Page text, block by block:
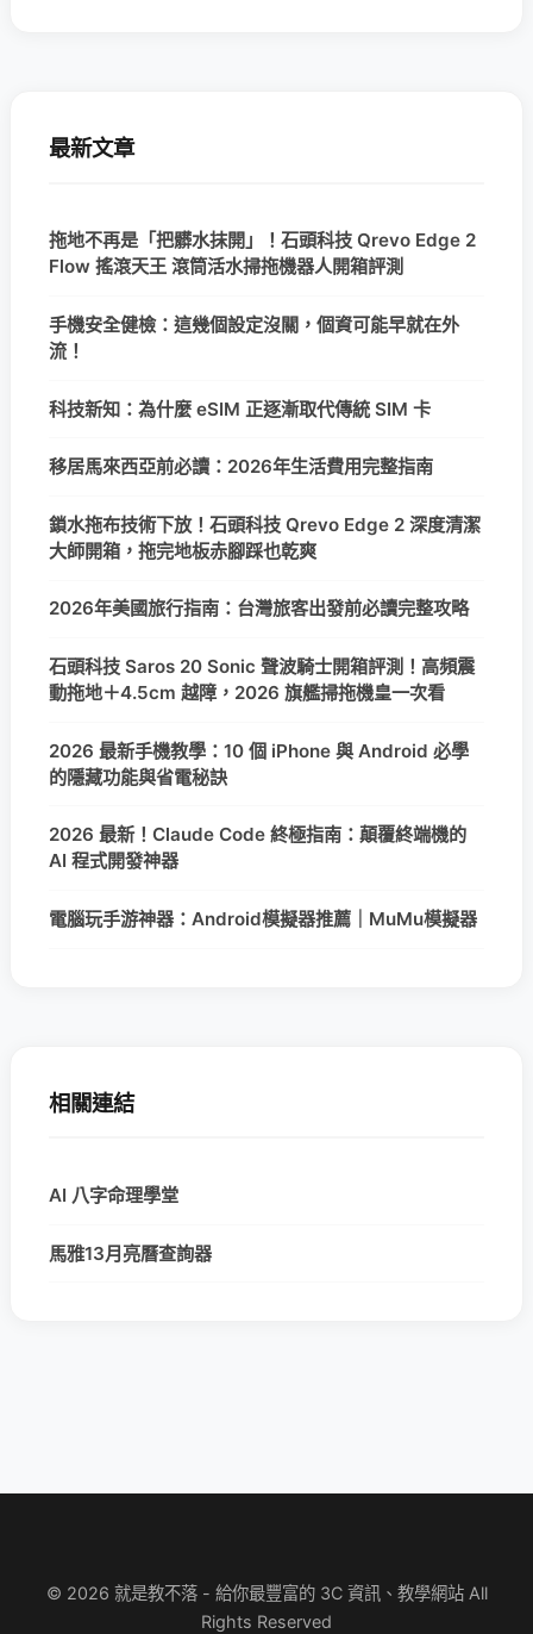
最新文章
拖地不再是「把髒水抹開」！石頭科技 Qrevo Edge 2
Flow 搖滾天王 滾筒活水掃拖機器人開箱評測
手機安全健檢：這幾個設定沒關，個資可能早就在外
流！
科技新知：為什麼 eSIM 正逐漸取代傳統 SIM 卡
移居馬來西亞前必讀：2026年生活費用完整指南
鎖水拖布技術下放！石頭科技 Qrevo Edge 2 深度清潔
大師開箱，拖完地板赤腳踩也乾爽
2026年美國旅行指南：台灣旅客出發前必讀完整攻略
石頭科技 Saros 20 Sonic 聲波騎士開箱評測！高頻震
動拖地＋4.5cm 越障，2026 旗艦掃拖機皇一次看
2026 最新手機教學：10 個 iPhone 與 Android 必學
的隱藏功能與省電秘訣
2026 最新！Claude Code 終極指南：顛覆終端機的
AI 程式開發神器
電腦玩手游神器：Android模擬器推薦｜MuMu模擬器
相關連結
AI 八字命理學堂
馬雅13月亮曆查詢器
© 2026 就是教不落 - 給你最豐富的 3C 資訊、教學網站 All
Rights Reserved